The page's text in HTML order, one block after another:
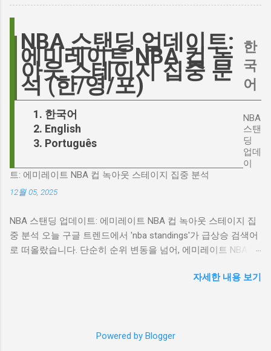
의 이미지가 원작과 부합하는지 여부를 넘어, 우
리가 '히스클리프'라는 인물에게 기대하는 바가
무엇인지, 그리고 배우가 그 기대를 어떻게 충족
시킬 수 있는지에 대한 근본적인 질문을 던집니
다. 다니엘 데이 루이스, '진정성'의 대명사 이 지
점에서 다니엘 데이 루이스의 이름이 등장하는
것은 결코 우연이 아닙니다. 그는 '메소드 연
기'의 극한을 보여주는 배우로서, 맡는 역할마다
완벽하게 몰입하여 실제 인물과 구분이 어려울
정도의 연기를 선보였습니다. <나의 왼발>에서
단순히 두 글자의 약자가 아닙니다. 최근 미국
'Signalgate' 스캔들과 깊숙이 연결되어 있습니
다. 폭스뉴스 진행자 피트 헤게세스(Pete
Hegseth)를 중심으로 벌어진 이 스캔들은 예상
치 못한 인물, JD 밴스(JD Vance)의 이름까지 소
환하며 파장을 일으키고 있습니다. 왜 'jd'가 갑자
들이 어떻게 얽혀있는 것일까요? 최대100%세일
오늘의 특가 'Signalgate' 스캔들: 피트 헤게세스
의 그림자 먼저 'Signalgate' 스캔들의 핵심 인물
인 피트 헤게세스부터 살펴봐야 합니다. 최근 공
개된 국방부 감사 보고서에 따르면, 헤게세스는
스의 행위가 윤리적으로 심각한 문제를 야기하
며, 군의 명예를 훼손할 수 있다고 지적합니다.
Photo by Samuel Regan-Asante on Unsplash
제는 여기서 끝나지 않았습니다. 스캔들이 터진
지 내용은 정확히 알려지지 않았지만, 그의 ...
NBA 스탠딩 업데이트:
에미레이트 NBA 컵 녹
아웃 스테이지 집중 분
석 (한/영/포)
한국어
English
Português
한
국
어
NBA
스탠
딩
업데
이
트: 에미레이트 NBA 컵 녹아웃 스테이지 집중 분석
12월 05, 2025
NBA 스탠딩 업데이트: 에미레이트 NBA 컵 녹아웃 스테이지 집
중 분석 오늘 구글 트렌드에서 'nba standings'가 급상승 검색어
로 떠올랐습니다. 단순히 순위 변동을 넘어, 에미레이트 NBA 컵
받고 있습니다. 이번 포스팅에서는 NBA 컵 녹아웃 스테이지 관
들의 기대감을 고조시키고 있습니다. "Emirates NBA Cup
자세한 내용 보기
Powered by Blogger